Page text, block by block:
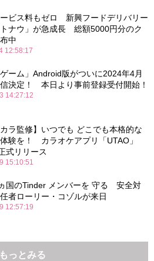
ビス料もゼロ 新興フードデリバリー
トナウ」が急成長 総額5000円分のク
中
12:58:17
ゲーム」Android版がついに2024年4月
決定！ 本日より事前登録受付開始！
14:27:12
カラ監修】いつでも どこでも本格的な
験を！ カラオケアプリ「UTAO」
式リリース
15:10:51
国のTinder メンバーを 守る 安全対
者ローリー・コゾルが来日
12:57:19
もっとみる